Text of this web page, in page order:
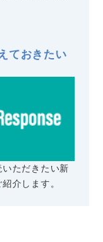
ておきたい
ただきたい新
介します。